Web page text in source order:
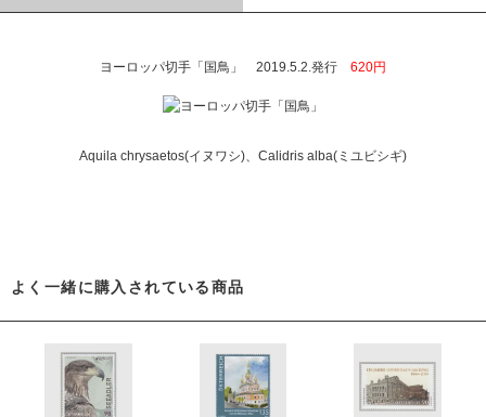
ヨーロッパ切手「国鳥」 2019.5.2.発行 620円
Aquila chrysaetos(イヌワシ)、Calidris alba(ミユビシギ)
よく一緒に購入されている商品